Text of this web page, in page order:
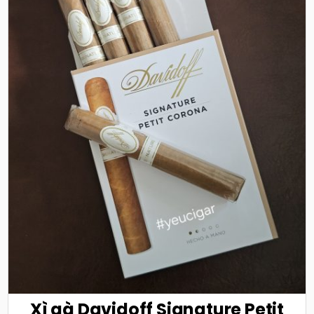
Xì gà Davidoff Signature Petit